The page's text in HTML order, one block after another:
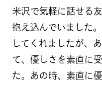
米沢で気軽に話せる
抱え込んでいました
してくれましたが、
て、優しさを素直に
た。あの時、素直に